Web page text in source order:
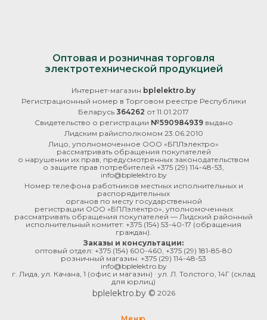
Оптовая и розничная торговля
электротехнической продукцией
Интернет-магазин bplelektro.by
Регистрационный номер в Торговом реестре Республики
Беларусь 364262 от 11.01.2017
Свидетельство о регистрации №590984939выдано
Лидским райисполкомом 23.06.2010
Лицо, уполномоченное ООО «БПЛэлектро»
рассматривать обращения покупателей
о нарушении их прав, предусмотренных законодательством
о защите прав потребителей +375 (29) 114-48-53
info@bplelektro.by
Номер телефона работников местных исполнительных и
распорядительных
органов по месту государственной
регистрации ООО «БПЛэлектро», уполномоченных
рассматривать обращения покупателей — Лидский районный
исполнительный комитет: +375 (154) 53-40-17 (обращения
граждан).
Заказы и консультации:
оптовый отдел: +375 (154) 600-460 +375 (29) 181-85-80
розничный магазин: +375 (29) 114-48-53
info@bplelektro.by
г. Лида, ул. Качана, 1 (офис и магазин) · ул. Л. Толстого, 14Г (склад
для юрлиц)
bplelektro.by © 2026